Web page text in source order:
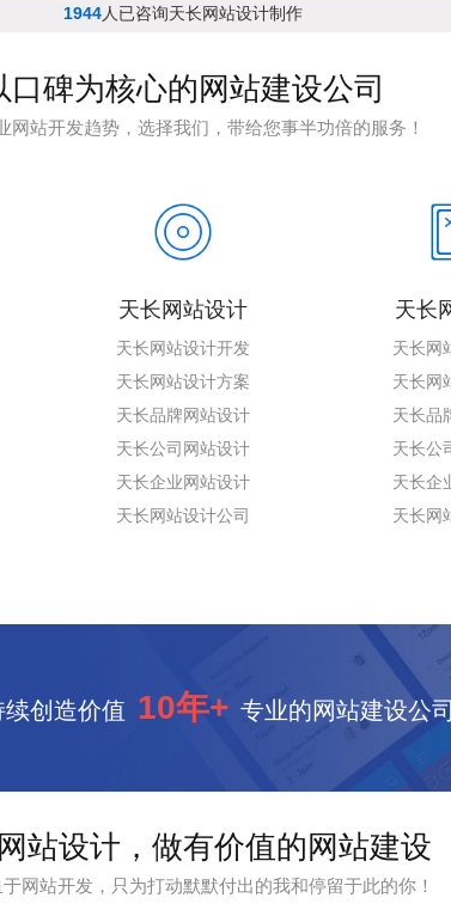
1944人已咨询天长网站设计制作
口碑为核心的网站建设公司
网站开发趋势，选择我们，带给您事半功倍的服务！
天长网站设计
天长网站设计开发
天长网站设计方案
天长品牌网站设计
天长公司网站设计
天长企业网站设计
天长网站设计公司
天长
天长网
天长网
天长品
天长公
天长企
天长网
创造价值 10年+ 专业的网站建设公
站设计，做有价值的网站建设
网站开发，只为打动默默付出的我和停留于此的你！